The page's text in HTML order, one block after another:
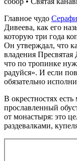
Главное чудо
Дивеева, как его
которую три года
Он утверждал, что
владения
что по тропинке
радуйся». И если
обязательно
В окрестностях
прославленный
от монастыря: это
раздевалками,